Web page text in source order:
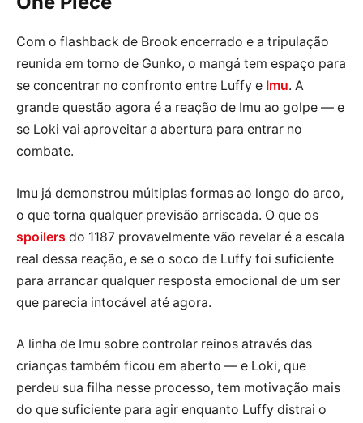
Com o flashback de Brook encerrado e a tripulação
reunida em torno de Gunko, o mangá tem espaço para
se concentrar no confronto entre Luffy e Imu. A
grande questão agora é a reação de Imu ao golpe — e
se Loki vai aproveitar a abertura para entrar no
combate.
Imu já demonstrou múltiplas formas ao longo do arco,
o que torna qualquer previsão arriscada. O que os
spoilers do 1187 provavelmente vão revelar é a escala
real dessa reação, e se o soco de Luffy foi suficiente
para arrancar qualquer resposta emocional de um ser
que parecia intocável até agora.
A linha de Imu sobre controlar reinos através das
crianças também ficou em aberto — e Loki, que
perdeu sua filha nesse processo, tem motivação mais
do que suficiente para agir enquanto Luffy distrai o